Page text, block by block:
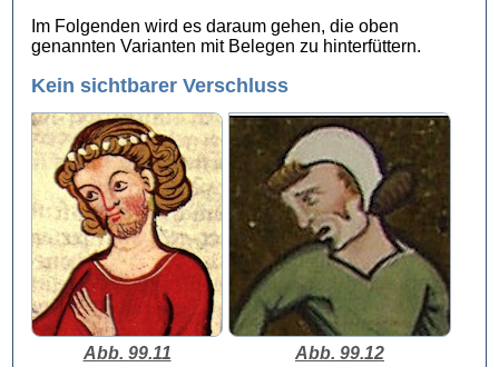
Im Folgenden wird es daraum gehen, die oben
genannten Varianten mit Belegen zu hinterfüttern.
Kein sichtbarer Verschluss
Abb. 99.11
Abb. 99.12